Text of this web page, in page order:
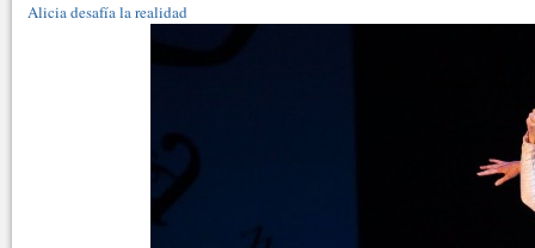
Alicia desafía la realidad